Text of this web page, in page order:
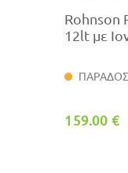
Rohnson
12lt με
159.00 €